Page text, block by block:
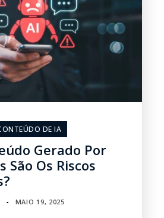
DE IA
Gerado Por
São Os Riscos
▪ MAIO 19, 2025